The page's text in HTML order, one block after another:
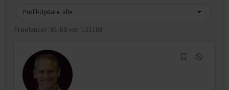
Profil-Update: alle
Freelancer: 61-80 von 121168